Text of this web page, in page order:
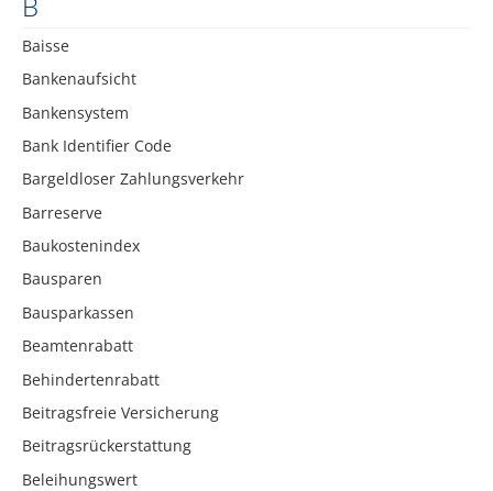
Baisse
Bankenaufsicht
Bankensystem
Bank Identifier Code
Bargeldloser Zahlungsverkehr
Barreserve
Baukostenindex
Bausparen
Bausparkassen
Beamtenrabatt
Behindertenrabatt
Beitragsfreie Versicherung
Beitragsrückerstattung
Beleihungswert